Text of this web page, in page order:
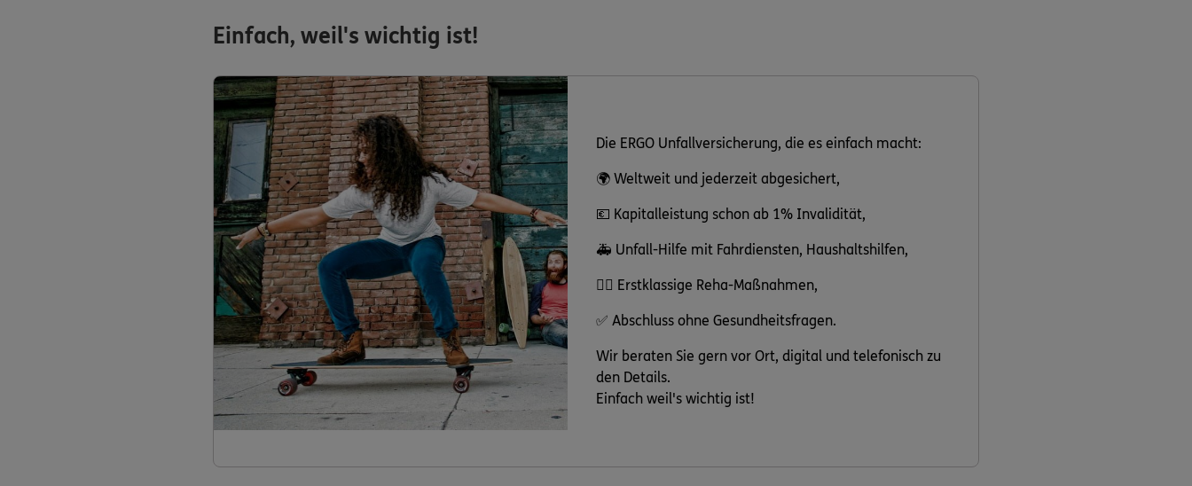
Einfach, weil's wichtig ist!
Die ERGO Unfallversicherung, die es einfach macht:
🌍 Weltweit und jederzeit abgesichert,
💶 Kapitalleistung schon ab 1% Invalidität,
🚑 Unfall-Hilfe mit Fahrdiensten, Haushaltshilfen,
👩‍⚕️ Erstklassige Reha-Maßnahmen,
✅ Abschluss ohne Gesundheitsfragen.
Wir beraten Sie gern vor Ort, digital und telefonisch zu
den Details.
Einfach weil's wichtig ist!